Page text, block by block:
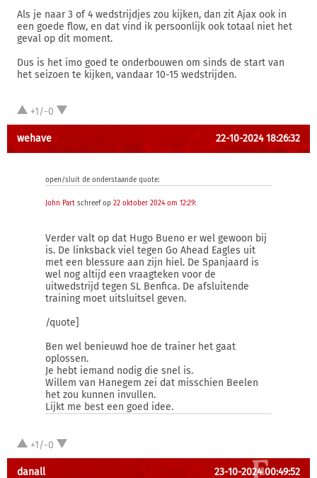
Als je naar 3 of 4 wedstrijdjes zou kijken, dan zit Ajax ook in
een goede flow, en dat vind ik persoonlijk ook totaal niet het
geval op dit moment.
Dus is het imo goed te onderbouwen om sinds de start van
het seizoen te kijken, vandaar 10-15 wedstrijden.
+1/-0
wehave 22-10-2024 18:26:32
open/sluit de onderstaande quote:
John Part schreef op 22 oktober 2024 om 12:29:
Verder valt op dat Hugo Bueno er wel gewoon bij
is. De linksback viel tegen Go Ahead Eagles uit
met een blessure aan zijn hiel. De Spanjaard is
wel nog altijd een vraagteken voor de
uitwedstrijd tegen SL Benfica. De afsluitende
training moet uitsluitsel geven.
/quote]
Ben wel benieuwd hoe de trainer het gaat
oplossen.
Je hebt iemand nodig die snel is.
Willem van Hanegem zei dat misschien Beelen
het zou kunnen invullen.
Lijkt me best een goed idee.
+1/-0
danall 23-10-2024 00:49:52